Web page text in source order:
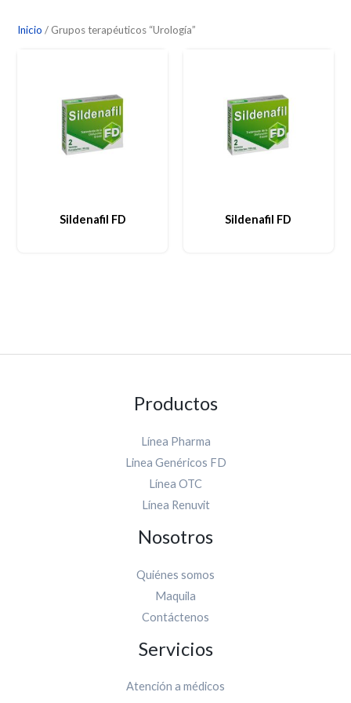
Inicio / Grupos terapéuticos “Urología”
Sildenafil FD Sildenafil FD
Productos
Línea Pharma
Linea Genéricos FD
Línea OTC
Línea Renuvit
Nosotros
Quiénes somos
Maquila
Contáctenos
Servicios
Atención a médicos